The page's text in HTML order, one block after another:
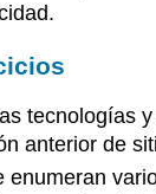
tecnologías
anterior de
enumeran